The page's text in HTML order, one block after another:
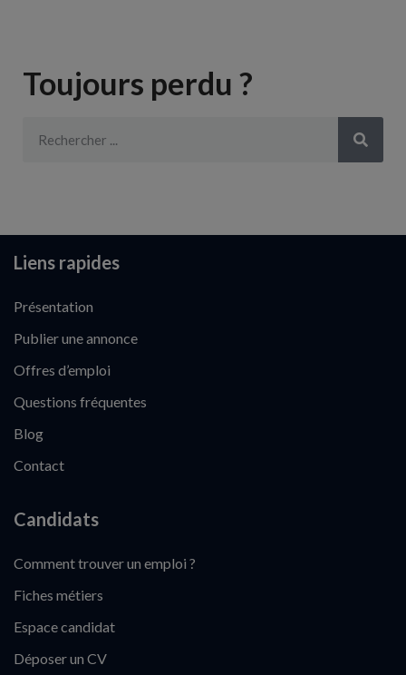
Toujours perdu ?
Liens rapides
Présentation
Publier une annonce
Offres d’emploi
Questions fréquentes
Blog
Contact
Candidats
Comment trouver un emploi ?
Fiches métiers
Espace candidat
Déposer un CV